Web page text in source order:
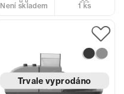
Není skladem 1 ks
Trvale vyprodáno